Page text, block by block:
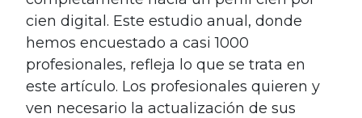
cien digital. Este estudio anual, donde
hemos encuestado a casi 1000
profesionales, refleja lo que se trata en
este artículo. Los profesionales quieren y
ven necesario la actualización de sus